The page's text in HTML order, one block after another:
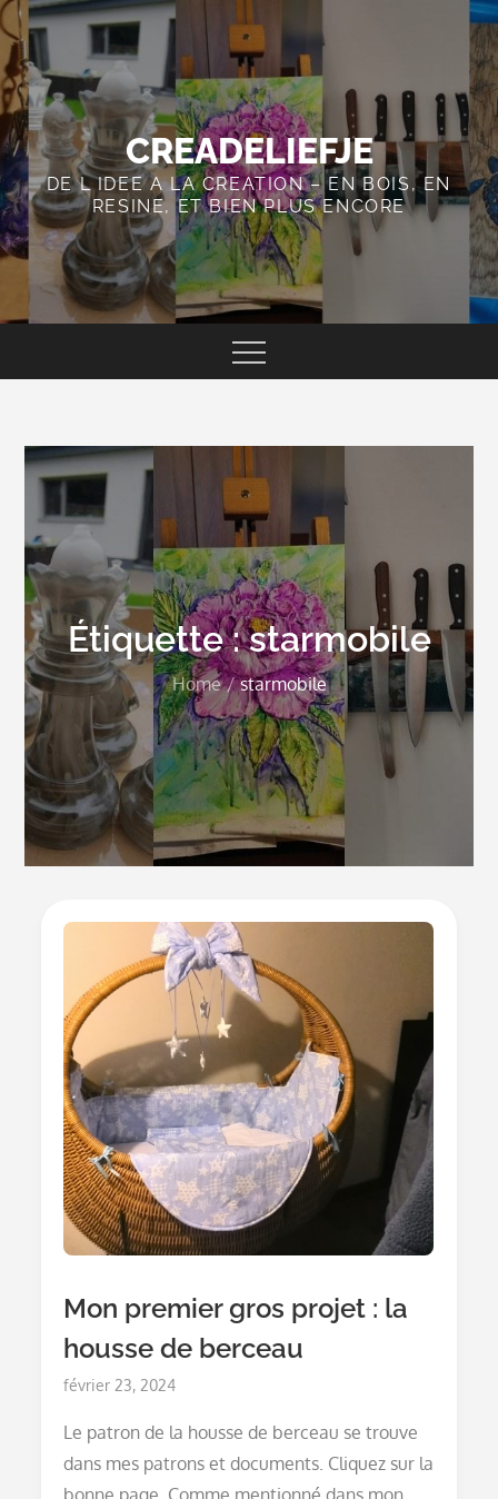
Skip
to
content
CREADELIEFJE
DE L IDEE A LA CREATION – EN BOIS, EN
RESINE, ET BIEN PLUS ENCORE
Étiquette :starmobile
Home starmobile
Mon premier gros projet : la
housse de berceau
Posted
février 23, 2024
Le patron de la housse de berceau se trouve
dans mes patrons et documents. Cliquez sur la
bonne page. Comme mentionné dans mon